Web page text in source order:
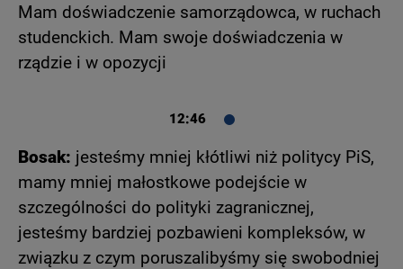
Mam doświadczenie samorządowca, w ruchach
studenckich. Mam swoje doświadczenia w
rządzie i w opozycji
12:46
Bosak: jesteśmy mniej kłótliwi niż politycy PiS,
mamy mniej małostkowe podejście w
szczególności do polityki zagranicznej,
jesteśmy bardziej pozbawieni kompleksów, w
związku z czym poruszalibyśmy się swobodniej